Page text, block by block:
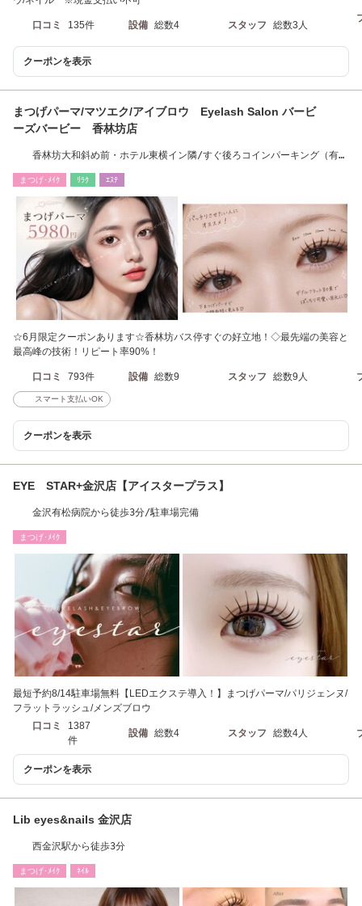
口コミ 135件 設備 総数4 スタッフ 総数3人
クーポンを表示
まつげパーマ/マツエク/アイブロウ Eyelash Salon バービ
ーズバービー 香林坊店
香林坊大和斜め前・ホテル東横イン隣/すぐ後ろコインパーキング（有
まつげ･ﾒｲｸ ﾘﾗｸ ｴｽﾃ
☆6月限定クーポンあります☆香林坊バス停すぐの好立地！◇最先端の美容と
最高峰の技術！リピート率90%！
口コミ 793件 設備 総数9 スタッフ 総数9人
スマート支払いOK
クーポンを表示
EYE STAR+金沢店【アイスタープラス】
金沢有松病院から徒歩3分/駐車場完備
まつげ･ﾒｲｸ
最短予約8/14駐車場無料【LEDエクステ導入！】まつげパーマ/パリジェンヌ/
フラットラッシュ/メンズブロウ
口コミ
1387
件
設備 総数4 スタッフ 総数4人
クーポンを表示
Lib eyes&nails 金沢店
西金沢駅から徒歩3分
まつげ･ﾒｲｸ ﾈｲﾙ